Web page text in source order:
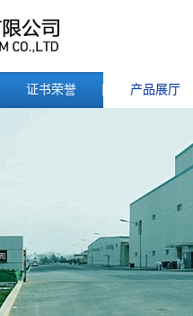
证书荣誉 产品展厅